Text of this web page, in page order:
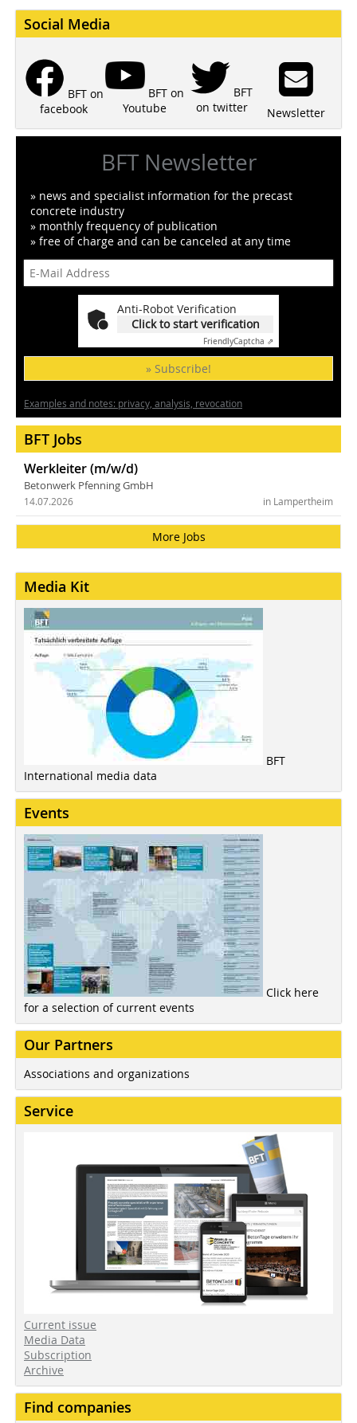
Social Media
BFT on
facebook
BFT on
Youtube
BFT
on twitter
Newsletter
BFT Newsletter
» news and specialist information for the precast
concrete industry
» monthly frequency of publication
» free of charge and can be canceled at any time
Anti-Robot Verification
Click to start verification
FriendlyCaptcha ⇗
» Subscribe!
Examples and notes: privacy, analysis, revocation
BFT Jobs
Werkleiter (m/w/d)
Betonwerk Pfenning GmbH
in Lampertheim
14.07.2026
More Jobs
Media Kit
BFT
International media data
Events
Click here
for a selection of current events
Our Partners
Associations and organizations
Service
Current issue
Media Data
Subscription
Archive
Find companies